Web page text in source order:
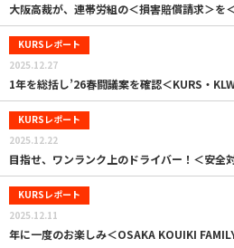
大阪高裁が、連帯労組の＜損害賠償請求＞を
KURSレポート
2025.12.27
1年を総括し’26春闘議案を確認＜KURS・
KURSレポート
2025.12.22
目指せ、ワンランク上のドライバー！＜安全
KURSレポート
2025.12.11
年に一度のお楽しみ＜OSAKA KOUIKI